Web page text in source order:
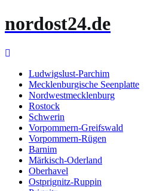
Inhalt
nordost24.de
Ludwigslust-Parchim
Mecklenburgische Seenplatte
Nordwestmecklenburg
Rostock
Schwerin
Vorpommern-Greifswald
Vorpommern-Rügen
Barnim
Märkisch-Oderland
Oberhavel
Ostprignitz-Ruppin